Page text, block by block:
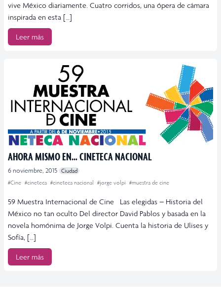
vive México diariamente. Cuatro corridos, una ópera de cámara
inspirada en esta […]
Leer más
AHORA MISMO EN… CINETECA NACIONAL
6 noviembre, 2015 Ciudad
#Cine #cineteca #cineteca nacional #jorge volpi #muestra de cine
59 Muestra Internacional de Cine Las elegidas – Historia del
México no tan oculto Del director David Pablos y basada en la
novela homónima de Jorge Volpi. Cuenta la historia de Ulises y
Sofía, […]
Leer más